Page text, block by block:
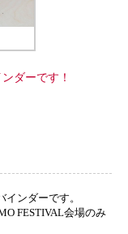
ダーです！
ンダーです。
FESTIVAL会場のみ